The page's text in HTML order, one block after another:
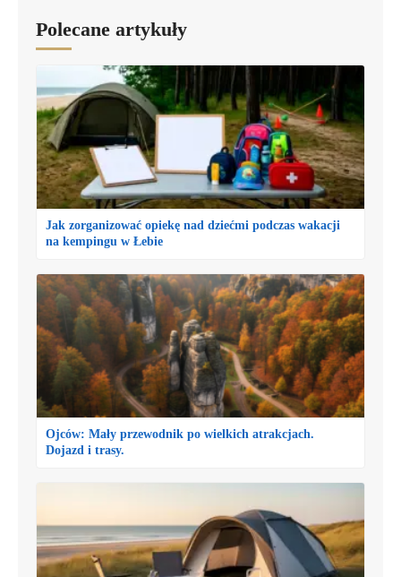
Polecane artykuły
Jak zorganizować opiekę nad dziećmi podczas wakacji
na kempingu w Łebie
Ojców: Mały przewodnik po wielkich atrakcjach.
Dojazd i trasy.